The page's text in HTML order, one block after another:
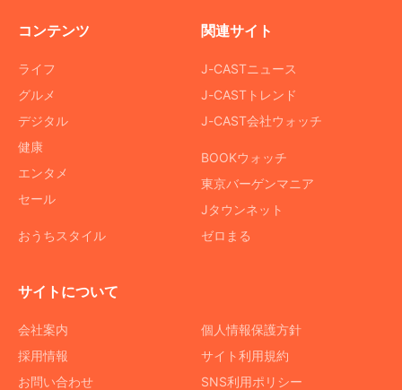
コンテンツ
ライフ
グルメ
デジタル
健康
エンタメ
セール
おうちスタイル
関連サイト
J-CASTニュース
J-CASTトレンド
J-CAST会社ウォッチ
BOOKウォッチ
東京バーゲンマニア
Jタウンネット
ゼロまる
サイトについて
会社案内
採用情報
お問い合わせ
個人情報保護方針
サイト利用規約
SNS利用ポリシー